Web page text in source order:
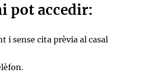
pot accedir:
i sense cita prèvia al casal